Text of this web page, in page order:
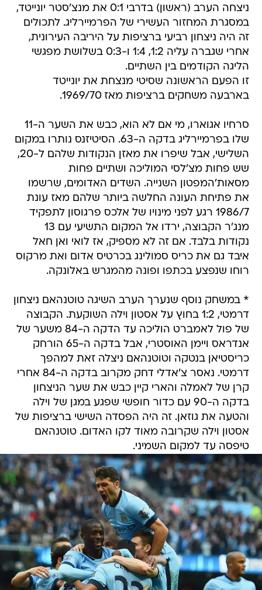
ניצחה הערב (ראשון) בדרבי 0:1 את מנצ'סטר יונייטד,
במסגרת המחזור העשירי של הפרמיירליג. לתכולים
זה היה ניצחון רביעי ברציפות על היריבה העירונית,
אחרי שגברה עליה 1:2, 1:4 ו-0:3 בשלושת מפגשי
הליגה הקודמים בין השתיים.
זו הפעם הראשונה שסיטי מנצחת את יונייטד
בארבעה משחקים ברציפות מאז 1969/70.
סרחיו אגוארו, מי אם לא הוא, כבש את השער ה-11
שלו בפרמיירליג בדקה ה-63. הסיטיזנס נותרו במקום
השלישי, אבל שיפרו את מאזן הנקודות שלהם ל-20,
שש פחות מצ'לסי המוליכה ושתיים פחות
מסאות'המפטון השנייה. השדים האדומים, שרשמו
את פתיחת העונה החלשה ביותר שלהם מאז עונת
1986/7 רגע לפני מינויו של אלכס פרגוסון לתפקיד
מנג'ר הקבוצה, ירדו אל המקום התשיעי עם 13
נקודות בלבד. אם זה לא מספיק, אז לואי ואן חאל
איבד גם את כריס סמולינג בכרטיס אדום ואת מרקוס
רוחו שנפצע בכתפו ופונה מהמגרש באלונקה.
* במשחק נוסף שנערך הערב השיגה טוטנהאם ניצחון
דרמטי, 1:2 בחוץ על אסטון וילה השוקעת. הקבוצה
של פול לאמברט הוליכה עד הדקה ה-84 משער של
אנדראס ויימן האוסטרי, אבל בדקה ה-65 הורחק
כריסטיאן בנטקה וטוטנהאם ניצלה זאת למהפך
דרמטי. נאסר צ'אדלי דחק מקרוב בדקה ה-84 אחרי
קרן של לאמלה והארי קיין כבש את שער הניצחון
בדקה ה-90 עם כדור חופשי שפגע במגן של וילה
והטעה את גוזאן. זה היה הפסדה השישי ברציפות של
אסטון וילה שקרובה מאוד לקו האדום. טוטנהאם
טיפסה עד למקום השמיני.